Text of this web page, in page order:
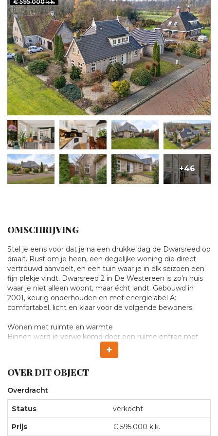
€ 595.000k.k.
+46
OMSCHRIJVING
Verkocht:
Dwarsreed
2,
DE
WESTEREEN
Stel je eens voor dat je na een drukke dag de Dwarsreed op
draait. Rust om je heen, een degelijke woning die direct
vertrouwd aanvoelt, en een tuin waar je in elk seizoen een
fijn plekje vindt. Dwarsreed 2 in De Westereen is zo’n huis
waar je niet alleen woont, maar écht landt. Gebouwd in
2001, keurig onderhouden en met energielabel A:
comfortabel, licht en klaar voor de volgende bewoners.
Wonen met ruimte en warmte
Binnen word je verwelkomd door een ruime entree met
garderoberuimte en een nette toiletruimte. Vanuit de hal
stap je de woonkamer in: een heerlijke, lichte leefruimte
haard zorgt voor warmte en gezelligheid, terwijl de
openslaande deuren een natuurlijke verbinding maken met
de tuin. Hier leef je met de seizoenen mee: knus binnen in
de winter, lang buiten in de zomer.
Keuken & bijkeuken
De woonkeuken is ruim en uitnodigend, met plek voor een
OVER DIT OBJECT
Overdracht
Status verkocht
Prijs € 595.000 k.k.